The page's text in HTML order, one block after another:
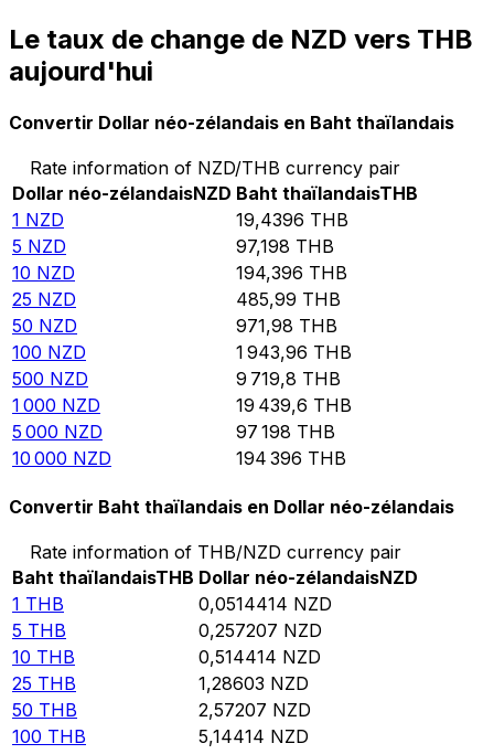
Le taux de change de NZD vers THB
aujourd'hui
Convertir Dollar néo-zélandais en Baht thaïlandais
Rate information of NZD/THB currency pair
Dollar néo-zélandaisNZD Baht thaïlandaisTHB
1 NZD 19,4396 THB
5 NZD 97,198 THB
10 NZD 194,396 THB
25 NZD 485,99 THB
50 NZD 971,98 THB
100 NZD 1 943,96 THB
500 NZD 9 719,8 THB
1 000 NZD 19 439,6 THB
5 000 NZD 97 198 THB
10 000 NZD 194 396 THB
Convertir Baht thaïlandais en Dollar néo-zélandais
Rate information of THB/NZD currency pair
Baht thaïlandaisTHB Dollar néo-zélandaisNZD
1 THB 0,0514414 NZD
5 THB 0,257207 NZD
10 THB 0,514414 NZD
25 THB 1,28603 NZD
50 THB 2,57207 NZD
100 THB 5,14414 NZD